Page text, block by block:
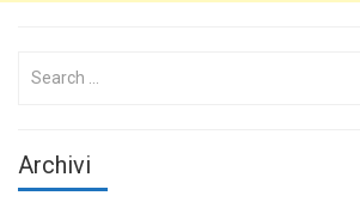
Search
Archivi